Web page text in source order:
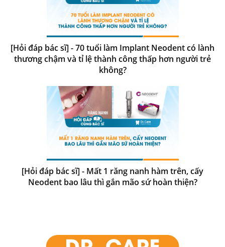
[Hỏi đáp bác sĩ] - 70 tuổi làm Implant Neodent có lành
thương chậm và tỉ lệ thành công thấp hơn người trẻ
không?
[Hỏi đáp bác sĩ] - Mất 1 răng nanh hàm trên, cấy
Neodent bao lâu thì gắn mão sứ hoàn thiện?